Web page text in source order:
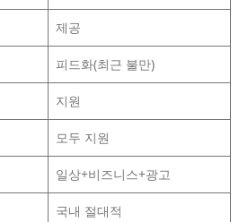
제공
피드화(최근 불만)
지원
모두 지원
일상+비즈니스+광고
국내 절대적